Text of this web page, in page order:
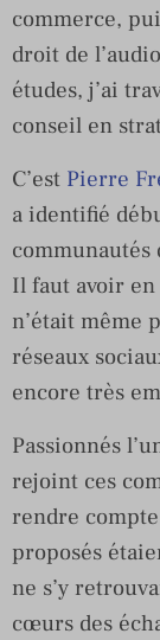
commerce,
droit de
études, j’ai
conseil en
C’est Pierre
a identifié
communautés
Il faut avoir en
n’était même
réseaux
encore très
Passionnés
rejoint ces
rendre
proposés
ne s’y
cœurs des